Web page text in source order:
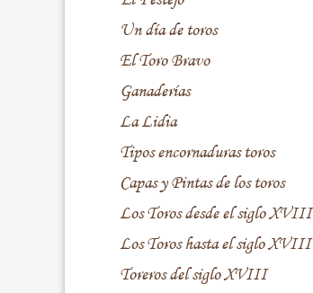
Un día de toros
El Toro Bravo
Ganaderías
La Lidia
Tipos encornaduras toros
Capas y Pintas de los toros
Los Toros desde el siglo XVIII
Los Toros hasta el siglo XVIII
Toreros del siglo XVIII